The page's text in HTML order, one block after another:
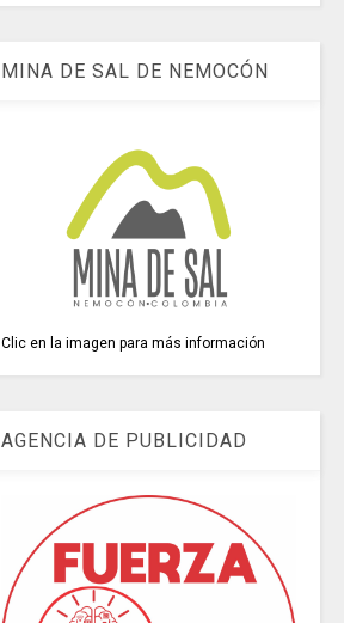
MINA DE SAL DE NEMOCÓN
Clic en la imagen para más información
AGENCIA DE PUBLICIDAD